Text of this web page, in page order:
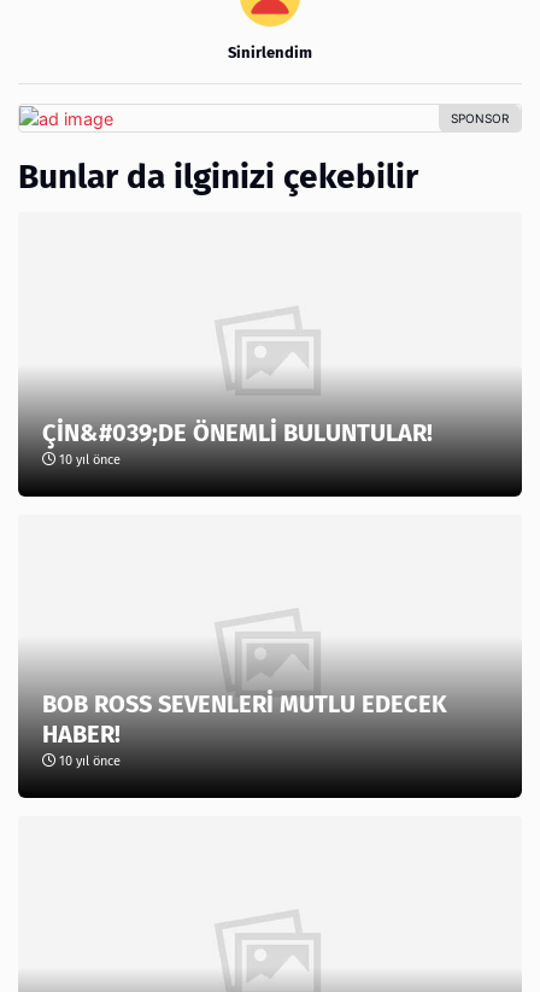
Sinirlendim
Bunlar da ilginizi çekebilir
ÇİN&#039;DE ÖNEMLİ BULUNTULAR!
10 yıl önce
BOB ROSS SEVENLERİ MUTLU EDECEK
HABER!
10 yıl önce